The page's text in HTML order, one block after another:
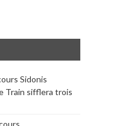
Sidonis
Train sifflera trois